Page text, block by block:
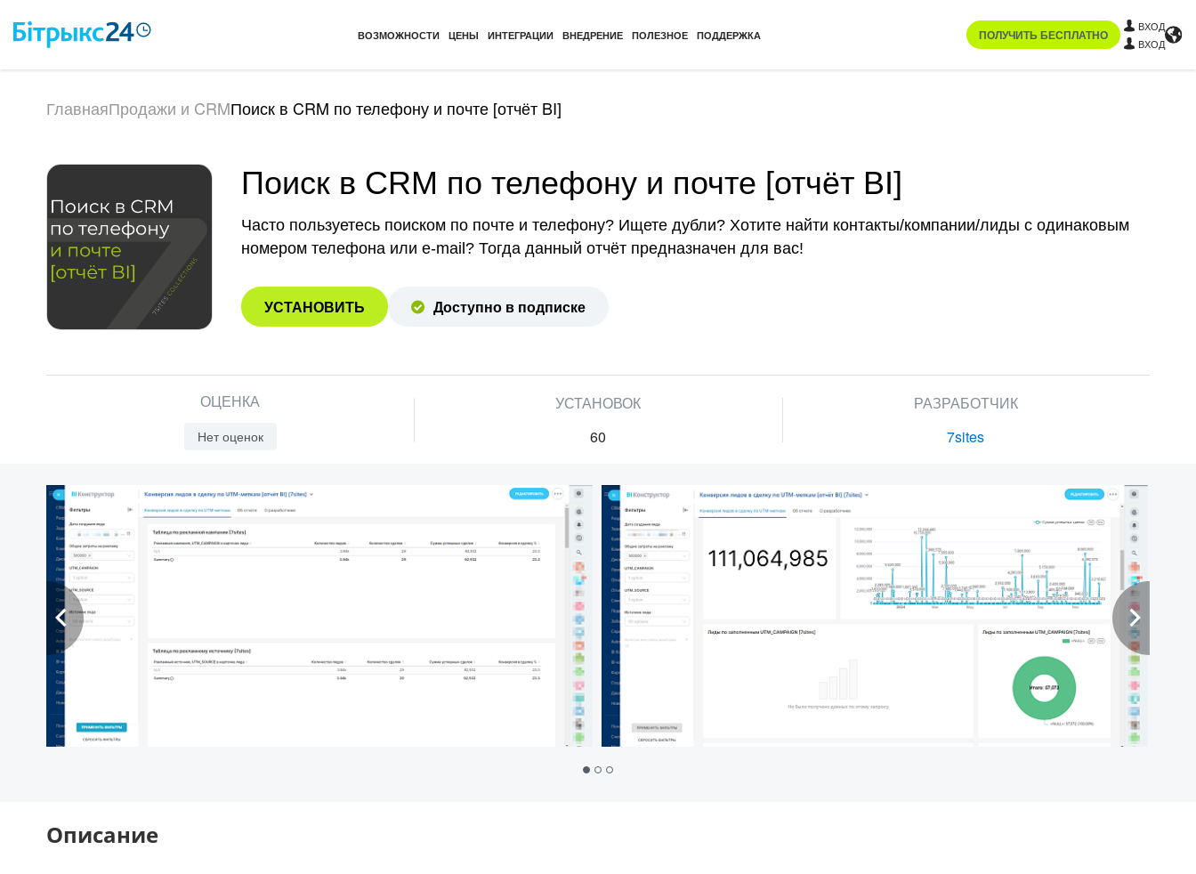
ВОЗМОЖНОСТИ ЦЕНЫ ИНТЕГРАЦИИ ВНЕДРЕНИЕ ПОЛЕЗНОЕ ПОДДЕРЖКА ПОЛУЧИТЬ БЕСПЛАТНО
ВХОД
ВХОД
ГлавнаяПродажи и CRMПоиск в CRM по телефону и почте [отчёт BI]
Поиск в CRM по телефону и почте [отчёт BI]
Часто пользуетесь поиском по почте и телефону? Ищете дубли? Хотите найти контакты/компании/лиды с одинаковым
номером телефона или e-mail? Тогда данный отчёт предназначен для вас!
УСТАНОВИТЬ Доступно в подписке
ОЦЕНКА
Нет оценок
УСТАНОВОК
60
РАЗРАБОТЧИК
7sites
Описание